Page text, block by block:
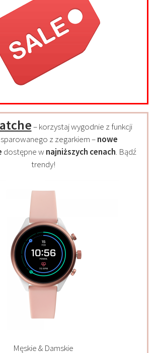
– korzystaj wygodnie z funkcji
z zegarkiem –nowe
dostępne w najniższych cenach. Bądź
trendy!
Męskie & Damskie